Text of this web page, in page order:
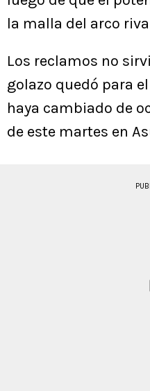
la malla del arco
Los reclamos no
golazo quedó para
haya cambiado de
de este martes en